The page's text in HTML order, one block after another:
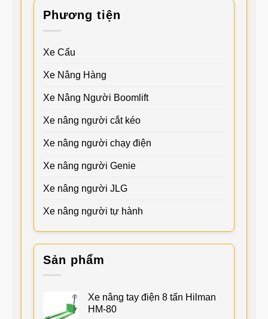
Phương tiện
Xe Cẩu
Xe Nâng Hàng
Xe Nâng Người Boomlift
Xe nâng người cắt kéo
Xe nâng người chạy điện
Xe nâng người Genie
Xe nâng người JLG
Xe nâng người tự hành
Sản phẩm
Xe nâng tay điện 8 tấn Hilman
HM-80